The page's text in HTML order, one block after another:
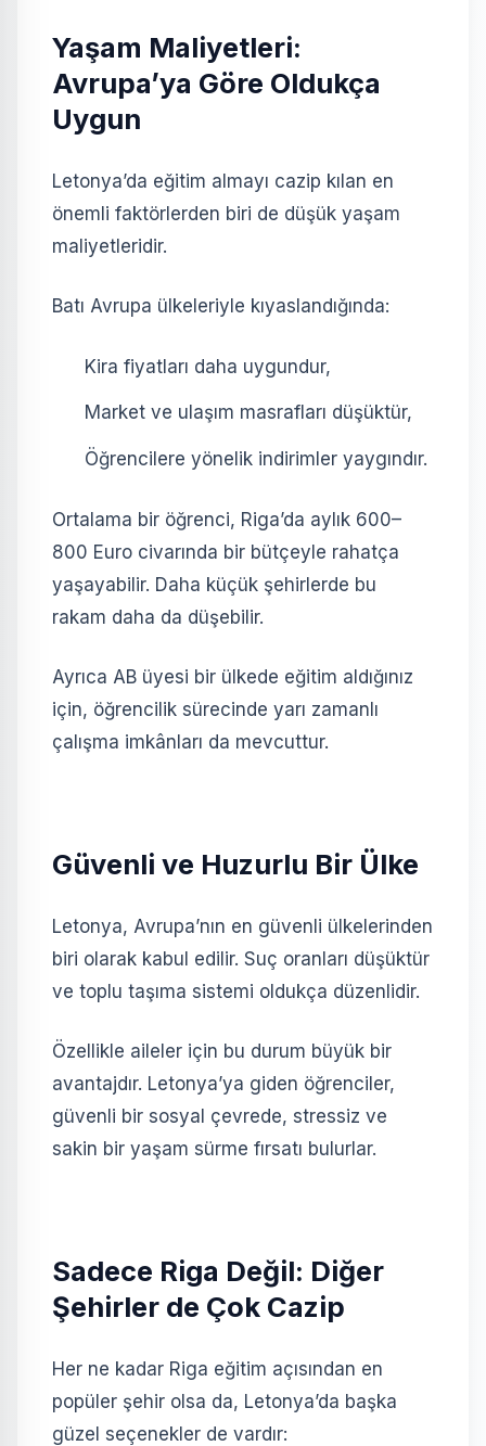
Yaşam Maliyetleri:
Avrupa’ya Göre Oldukça
Uygun
Letonya’da eğitim almayı cazip kılan en
önemli faktörlerden biri de düşük yaşam
maliyetleridir.
Batı Avrupa ülkeleriyle kıyaslandığında:
Kira fiyatları daha uygundur,
Market ve ulaşım masrafları düşüktür,
Öğrencilere yönelik indirimler yaygındır.
Ortalama bir öğrenci, Riga’da aylık 600–
800 Euro civarında bir bütçeyle rahatça
yaşayabilir. Daha küçük şehirlerde bu
rakam daha da düşebilir.
Ayrıca AB üyesi bir ülkede eğitim aldığınız
için, öğrencilik sürecinde yarı zamanlı
çalışma imkânları da mevcuttur.
Güvenli ve Huzurlu Bir Ülke
Letonya, Avrupa’nın en güvenli ülkelerinden
biri olarak kabul edilir. Suç oranları düşüktür
ve toplu taşıma sistemi oldukça düzenlidir.
Özellikle aileler için bu durum büyük bir
avantajdır. Letonya’ya giden öğrenciler,
güvenli bir sosyal çevrede, stressiz ve
sakin bir yaşam sürme fırsatı bulurlar.
Sadece Riga Değil: Diğer
Şehirler de Çok Cazip
Her ne kadar Riga eğitim açısından en
popüler şehir olsa da, Letonya’da başka
güzel seçenekler de vardır: